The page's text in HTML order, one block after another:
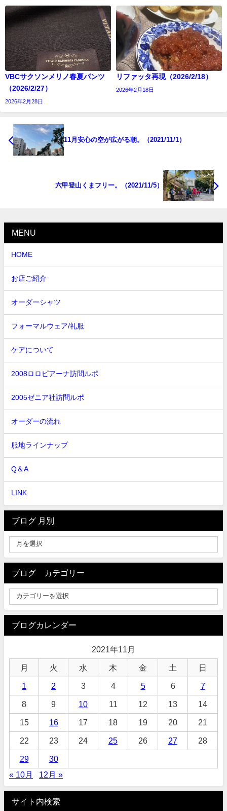
VBCサクソンメリノ春夏パンツ
（2026/2/27）
2026年2月28日
リファッタ再現（2026/2/18）
2026年2月18日
11月安心の空が広がる朝。（2021/11/1）
六甲登山くまフリー。（2021/11/5）
MENU
HOME
お店ご紹介
オーダーシャツ
フォーマルウェア/礼服
ケアについて
2008ロロピアーナ訪問ルポ
2005ゼニア社訪問ルポ
オーダーの流れ
服地ラインナップ
Q＆A
LINK
ブログ 月別
ブログ カテゴリー
ブログカレンダー
2021年11月
月 火 水 木 金 土 日
1 2 3 4 5 6 7
8 9 10 11 12 13 14
15 16 17 18 19 20 21
22 23 24 25 26 27 28
29
30
« 10月
12月 »
サイト内検索